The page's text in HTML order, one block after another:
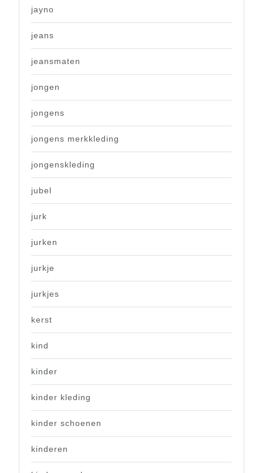
jayno
jeans
jeansmaten
jongen
jongens
jongens merkkleding
jongenskleding
jubel
jurk
jurken
jurkje
jurkjes
kerst
kind
kinder
kinder kleding
kinder schoenen
kinderen